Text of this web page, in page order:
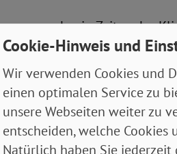
werden in Zeiten des
Sowohl für die
Anpassungsbedarf. Die
die aber noch weit
und
Cookie-Hinweis und
Wir verwenden Cookies und
einen optimalen Service zu
unsere Webseiten weiter zu
entscheiden, welche
Natürlich haben Sie